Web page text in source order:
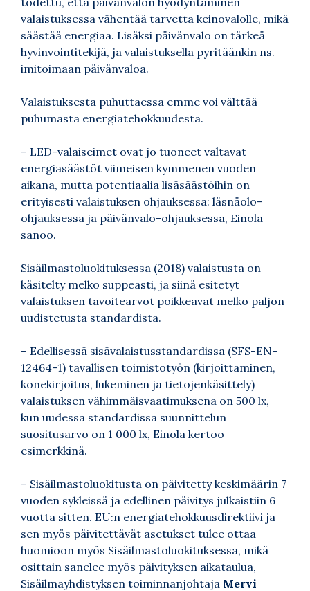
valaistuksessa vähentää tarvetta keinovalolle, mikä
säästää energiaa. Lisäksi päivänvalo on tärkeä
hyvinvointitekijä, ja valaistuksella pyritäänkin ns.
imitoimaan päivänvaloa.
Valaistuksesta puhuttaessa emme voi välttää
puhumasta energiatehokkuudesta.
– LED-valaiseimet ovat jo tuoneet valtavat
energiasäästöt viimeisen kymmenen vuoden
aikana, mutta potentiaalia lisäsäästöihin on
erityisesti valaistuksen ohjauksessa: läsnäolo-
ohjauksessa ja päivänvalo-ohjauksessa, Einola
sanoo.
Sisäilmastoluokituksessa (2018) valaistusta on
käsitelty melko suppeasti, ja siinä esitetyt
valaistuksen tavoitearvot poikkeavat melko paljon
uudistetusta standardista.
– Edellisessä sisävalaistusstandardissa (SFS-EN-
12464-1) tavallisen toimistotyön (kirjoittaminen,
konekirjoitus, lukeminen ja tietojenkäsittely)
valaistuksen vähimmäisvaatimuksena on 500 lx,
kun uudessa standardissa suunnittelun
suositusarvo on 1 000 lx, Einola kertoo
esimerkkinä.
– Sisäilmastoluokitusta on päivitetty keskimäärin 7
vuoden sykleissä ja edellinen päivitys julkaistiin 6
vuotta sitten. EU:n energiatehokkuusdirektiivi ja
sen myös päivitettävät asetukset tulee ottaa
huomioon myös Sisäilmastoluokituksessa, mikä
osittain sanelee myös päivityksen aikataulua,
Sisäilmayhdistyksen toiminnanjohtaja Mervi